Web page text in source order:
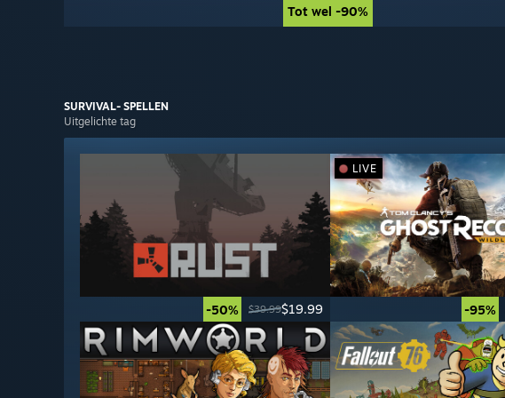
Tot wel -90%
Tot wel -90%
SURVIVAL- SPELLEN
Uitgelichte tag
-50% $39.99$19.99 -95%
LIVE